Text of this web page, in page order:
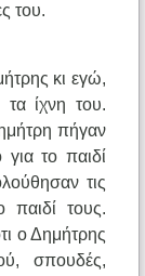
του.
κι εγώ,
ίχνη του.
πήγαν
το παιδί
τις
τους.
ο Δημήτρης
σπουδές,